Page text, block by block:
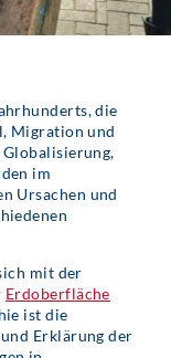
die
Migration und
im
Ursachen und
mit der
Erdoberfläche
ist die
Erklärung der